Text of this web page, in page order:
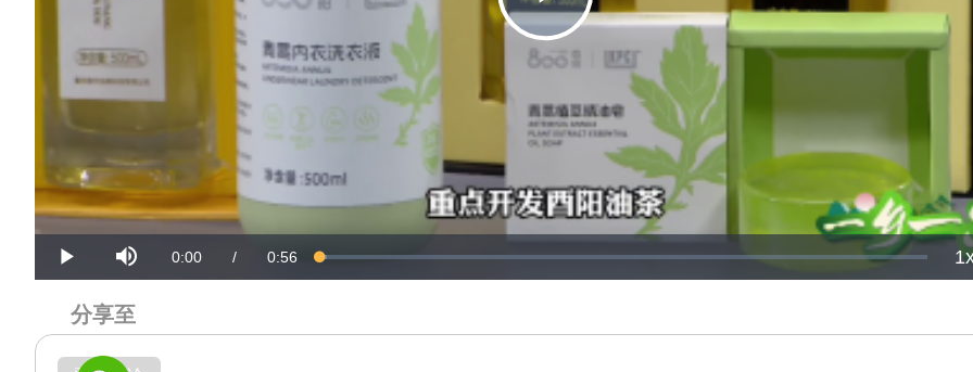
Play
Video
Play Current
0:00 / Duration
0:56 Loaded:
0%
Progress:
0%
分享至